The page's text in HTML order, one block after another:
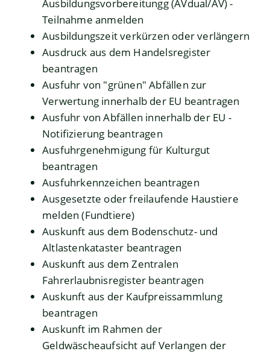
Ausbildungsvorbereitungg (AVdual/AV) -
Teilnahme anmelden
Ausbildungszeit verkürzen oder verlängern
Ausdruck aus dem Handelsregister
beantragen
Ausfuhr von "grünen" Abfällen zur
Verwertung innerhalb der EU beantragen
Ausfuhr von Abfällen innerhalb der EU -
Notifizierung beantragen
Ausfuhrgenehmigung für Kulturgut
beantragen
Ausfuhrkennzeichen beantragen
Ausgesetzte oder freilaufende Haustiere
melden (Fundtiere)
Auskunft aus dem Bodenschutz- und
Altlastenkataster beantragen
Auskunft aus dem Zentralen
Fahrerlaubnisregister beantragen
Auskunft aus der Kaufpreissammlung
beantragen
Auskunft im Rahmen der
Geldwäscheaufsicht auf Verlangen der